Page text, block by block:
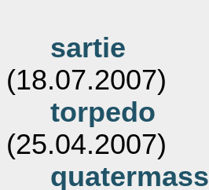
sartie
(18.07.2007)
torpedo
(25.04.2007)
quatermass